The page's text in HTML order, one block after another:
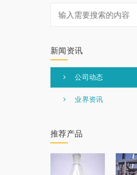
新闻资讯
公司动态
业界资讯
推荐产品